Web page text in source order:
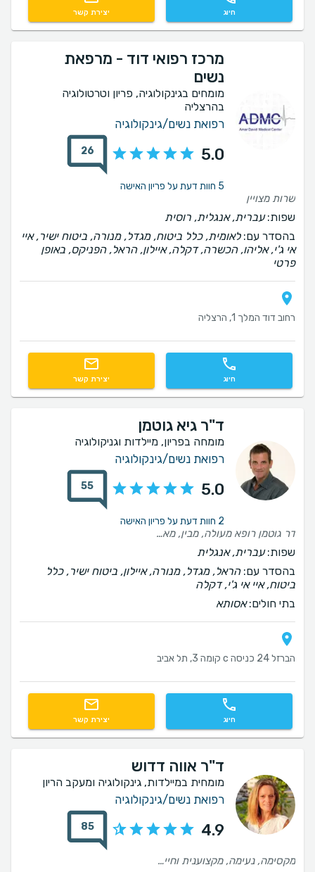
חיוג יצירת קשר
מרכז רפואי דוד - מרפאת
נשים
מומחים בגינקולוגיה, פריון וטרטולוגיה
בהרצליה
רפואת נשים/גינקולוגיה
5.0
26
5 חוות דעת על פריון האישה
שרות מצויין
שפות:עברית, אנגלית, רוסית
בהסדר עם:לאומית, כלל ביטוח, מגדל, מנורה, ביטוח ישיר, איי
אי ג'י, אליהו, הכשרה, דקלה, איילון, הראל, הפניקס, באופן
פרטי
רחוב דוד המלך 1, הרצליה
חיוג יצירת קשר
ד"ר גיא גוטמן
מומחה בפריון, מיילדות וגניקולוגיה
רפואת נשים/גינקולוגיה
5.0
55
2 חוות דעת על פריון האישה
דר גוטמן רופא מעולה, מבין, מאוד מקצועי. הייתי מאוד מרוצה מהטיפול. ממליצה בחום,, ♥️
שפות:עברית, אנגלית
בהסדר עם:הראל, מגדל, מנורה, איילון, ביטוח ישיר, כלל
ביטוח, איי אי ג'י, דקלה
בתי חולים:אסותא
הברזל 24 כניסה c קומה 3, תל אביב
חיוג יצירת קשר
ד"ר אווה דדוש
מומחית במיילדות, גינקולוגיה ומעקב הריון
רפואת נשים/גינקולוגיה
4.9
85
מקסימה, נעימה, מקצוענית וחייכנית.